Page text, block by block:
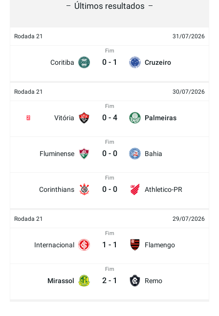
Últimos resultados
Rodada 21 31/07/2026
Coritiba
Fim
0 - 1 Cruzeiro
Rodada 21 30/07/2026
Vitória
2
Fim
0 - 4 Palmeiras
Fluminense
Fim
0 - 0 Bahia
Corinthians
Fim
0 - 0 Athletico-PR
Rodada 21 29/07/2026
Internacional
Fim
1 - 1 Flamengo
Mirassol
Fim
2 - 1 Remo